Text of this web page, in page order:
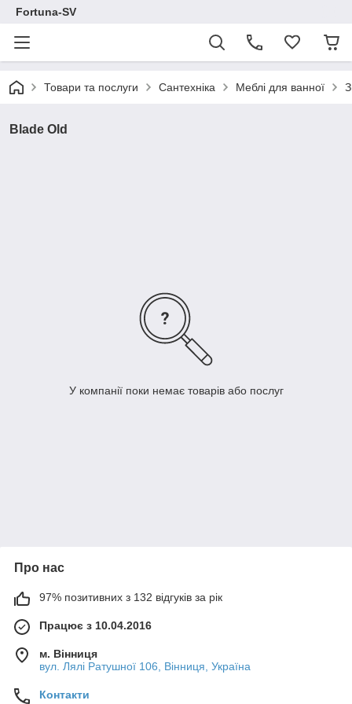
Fortuna-SV
Товари та послуги Сантехніка Меблі для ванної
Blade Old
У компанії поки немає товарів або послуг
Про нас
97% позитивних з 132 відгуків за рік
Працює з 10.04.2016
м. Вінниця
вул. Лялі Ратушної 106, Вінниця, Україна
Контакти